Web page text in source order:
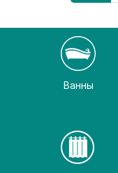
Ванны